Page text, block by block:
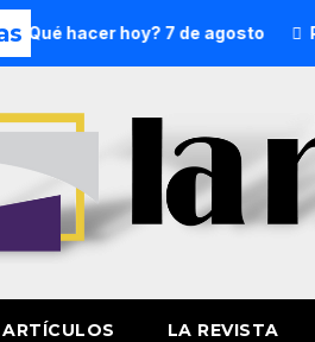
hoy? 7 de agosto
LA REVISTA